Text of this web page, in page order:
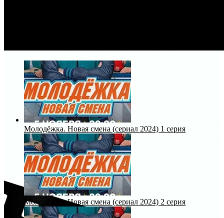
Молодёжка. Новая смена (сериал 2024) 1 серия
Молодёжка. Новая смена (сериал 2024) 2 серия